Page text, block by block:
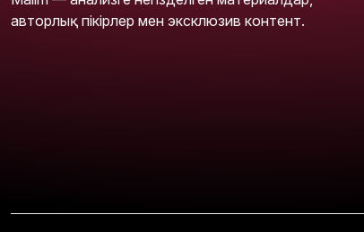
авторлық пікірлер мен эксклюзив контент.